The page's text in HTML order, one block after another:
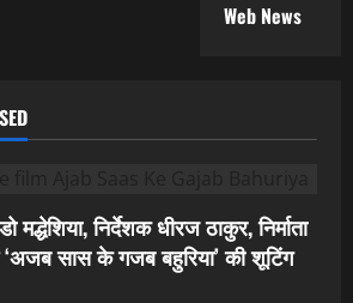
Web News
मद्धेशिया, निर्देशक धीरज ठाकुर, निर्माता
सास के गजब बहुरिया’ की शूटिंग